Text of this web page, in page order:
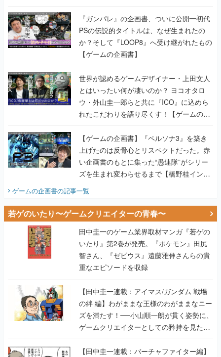
書】
『ガンパレ』の企画書、ついに公開━初代
PSの伝説的タイトルは、なぜ生まれたの
か？そして『LOOP8』へ受け継がれたもの
【ゲームの企画書】
世界が認めるゲームデザイナー・上田文人
とはいったい何が凄いのか？ ヨコオタロ
ウ・外山圭一郎らと共に『ICO』に込めら
れたこだわりを語り尽くす！【ゲームの企
画書】
【ゲームの企画書】『ペルソナ3』を築き
上げたのは反骨心とリスペクトだった。赤
い企画書のもとに集った“愚連隊”がシリー
ズを生まれ変わらせるまで【橋野桂インタ
ゲームの企画書の記事一覧
若ゲのいたり〜ゲームクリエイターの青春〜
田中圭一のゲーム業界取材マンガ『若ゲの
いたり』第2巻が発売。『ポケモン』田尻
智さん、『ゼビウス』遠藤雅伸さんらの貴
重なエピソードを収録
【田中圭一連載：アイマス/ガンダム 戦場
の絆 編】わがままな王様のわがままなニー
ズを満たす！──小山順一朗が貫く姿勢に、
ゲームクリエイターとしての矜持を見た
【若ゲのいたり最終回】
【田中圭一連載：バーチャファイター編】